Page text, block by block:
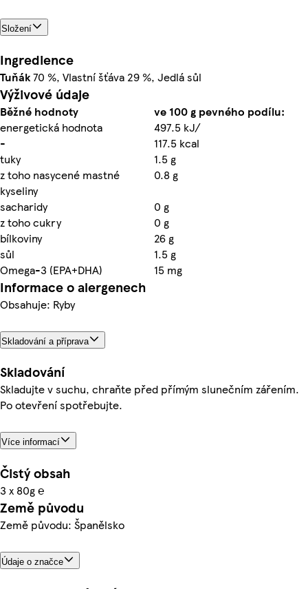
Složení
Ingredience
Tuňák70 %, Vlastní šťáva 29 %, Jedlá sůl
Výživové údaje
Běžné hodnoty
ve 100 g pevného podílu:
energetická hodnota
497.5 kJ/
-
117.5 kcal
tuky
1.5 g
z toho nasycené mastné
kyseliny
0.8 g
sacharidy
0 g
z toho cukry
0 g
bílkoviny
26 g
sůl
1.5 g
Omega-3 (EPA+DHA)
15 mg
Informace o alergenech
Obsahuje: Ryby
Skladování a příprava
Skladování
Skladujte v suchu, chraňte před přímým slunečním zářením.
Po otevření spotřebujte.
Více informací
Čistý obsah
3 x 80g ℮
Země původu
Země původu: Španělsko
Údaje o značce